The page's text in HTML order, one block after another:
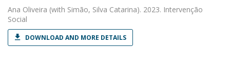
Ana Oliveira (with Simão, Silva Catarina). 2023. Intervenção
Social
DOWNLOAD AND MORE DETAILS